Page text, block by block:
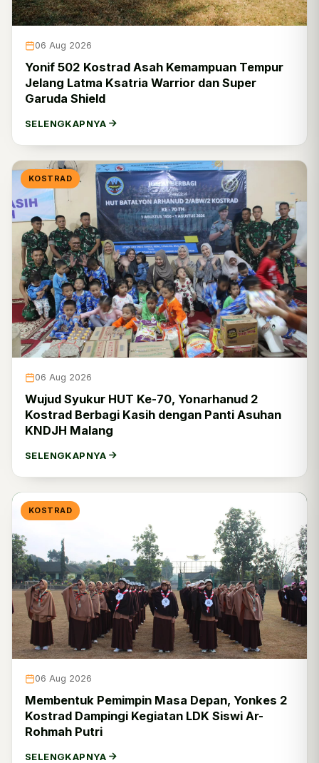
06 Aug 2026
Yonif 502 Kostrad Asah Kemampuan Tempur
Jelang Latma Ksatria Warrior dan Super
Garuda Shield
SELENGKAPNYA
KOSTRAD
06 Aug 2026
Wujud Syukur HUT Ke-70, Yonarhanud 2
Kostrad Berbagi Kasih dengan Panti Asuhan
KNDJH Malang
SELENGKAPNYA
KOSTRAD
06 Aug 2026
Membentuk Pemimpin Masa Depan, Yonkes 2
Kostrad Dampingi Kegiatan LDK Siswi Ar-
Rohmah Putri
SELENGKAPNYA